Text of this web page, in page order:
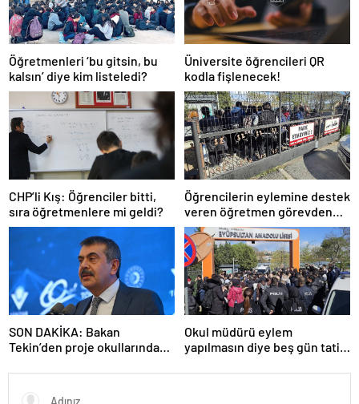
Öğretmenleri ‘bu gitsin, bu
kalsın’ diye kim listeledi?
Üniversite öğrencileri QR
kodla fişlenecek!
CHP’li Kış: Öğrenciler bitti,
sıra öğretmenlere mi geldi?
Öğrencilerin eylemine destek
veren öğretmen görevden
uzaklaştırıldı
SON DAKİKA: Bakan
Tekin’den proje okullarındaki
Okul müdürü eylem
yapılmasın diye beş gün tatil